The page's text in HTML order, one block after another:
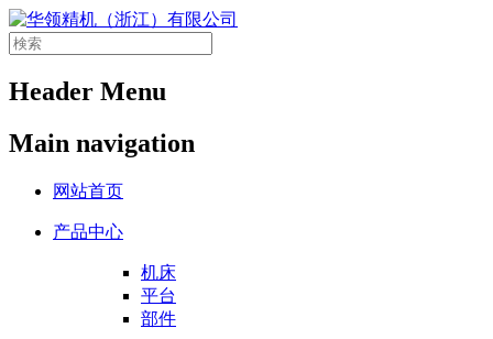
Header Menu
Main navigation
网站首页
产品中心
机床
平台
部件